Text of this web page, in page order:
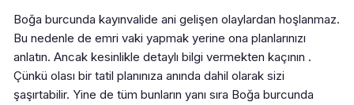
Boğa burcunda kayınvalide ani gelişen olaylardan hoşlanmaz.
Bu nedenle de emri vaki yapmak yerine ona planlarınızı
anlatın. Ancak kesinlikle detaylı bilgi vermekten kaçının .
Çünkü olası bir tatil planınıza anında dahil olarak sizi
şaşırtabilir. Yine de tüm bunların yanı sıra Boğa burcunda